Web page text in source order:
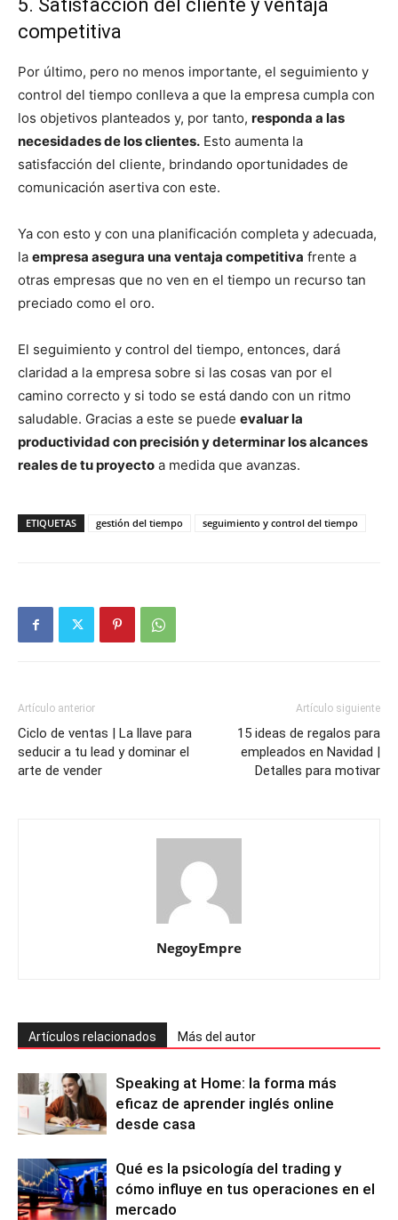
5. Satisfacción del cliente y ventaja
competitiva
Por último, pero no menos importante, el seguimiento y
control del tiempo conlleva a que la empresa cumpla con
los objetivos planteados y, por tanto, responda a las
necesidades de los clientes. Esto aumenta la
satisfacción del cliente, brindando oportunidades de
comunicación asertiva con este.
Ya con esto y con una planificación completa y adecuada,
la empresa asegura una ventaja competitiva frente a
otras empresas que no ven en el tiempo un recurso tan
preciado como el oro.
El seguimiento y control del tiempo, entonces, dará
claridad a la empresa sobre si las cosas van por el
camino correcto y si todo se está dando con un ritmo
saludable. Gracias a este se puede evaluar la
productividad con precisión y determinar los alcances
reales de tu proyecto a medida que avanzas.
ETIQUETAS gestión del tiempo seguimiento y control del tiempo
Artículo anterior
Ciclo de ventas | La llave para
seducir a tu lead y dominar el
arte de vender
Artículo siguiente
15 ideas de regalos para
empleados en Navidad |
Detalles para motivar
NegoyEmpre
Artículos relacionados Más del autor
Speaking at Home: la forma más
eficaz de aprender inglés online
desde casa
Qué es la psicología del trading y
cómo influye en tus operaciones en el
mercado